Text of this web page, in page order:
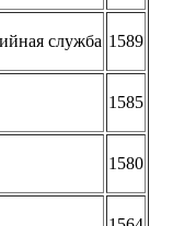
служба 1589
1585
1580